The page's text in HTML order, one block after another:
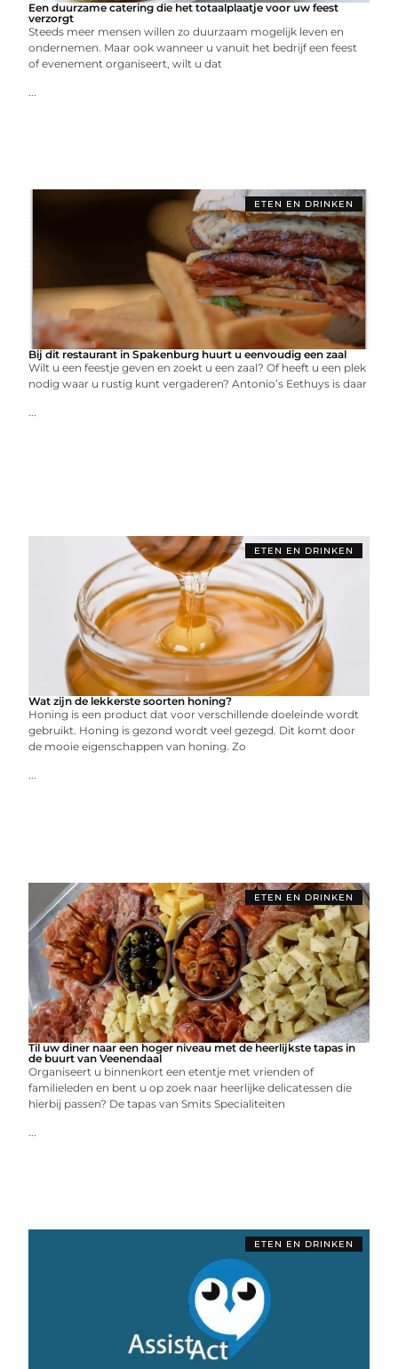
Een duurzame catering die het totaalplaatje voor uw feest
verzorgt
Steeds meer mensen willen zo duurzaam mogelijk leven en
ondernemen. Maar ook wanneer u vanuit het bedrijf een feest
of evenement organiseert, wilt u dat
...
ETEN EN DRINKEN
Bij dit restaurant in Spakenburg huurt u eenvoudig een zaal
Wilt u een feestje geven en zoekt u een zaal? Of heeft u een plek
nodig waar u rustig kunt vergaderen? Antonio’s Eethuys is daar
...
ETEN EN DRINKEN
Wat zijn de lekkerste soorten honing?
Honing is een product dat voor verschillende doeleinde wordt
gebruikt. Honing is gezond wordt veel gezegd. Dit komt door
de mooie eigenschappen van honing. Zo
...
ETEN EN DRINKEN
Til uw diner naar een hoger niveau met de heerlijkste tapas in
de buurt van Veenendaal
Organiseert u binnenkort een etentje met vrienden of
familieleden en bent u op zoek naar heerlijke delicatessen die
hierbij passen? De tapas van Smits Specialiteiten
...
ETEN EN DRINKEN